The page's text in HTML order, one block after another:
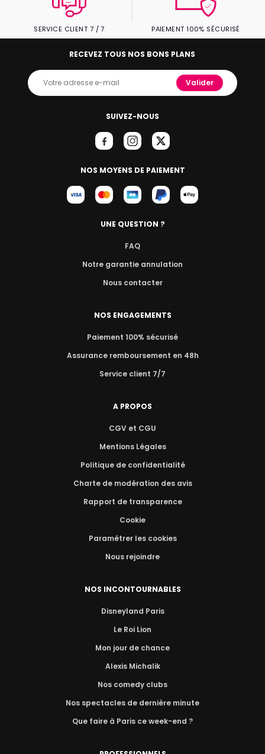
SERVICE CLIENT 7 / 7 PAIEMENT 100% SÉCURISÉ
SUIVEZ-NOUS
NOS MOYENS DE PAIEMENT
RECEVEZ TOUS NOS BONS PLANS
Valider
UNE QUESTION ?
FAQ
Notre garantie annulation
Nous contacter
NOS ENGAGEMENTS
Paiement 100% sécurisé
Assurance remboursement en 48h
Service client 7/7
A PROPOS
CGV et CGU
Mentions Légales
Politique de confidentialité
Charte de modération des avis
Rapport de transparence
Cookie
Paramétrer les cookies
Nous rejoindre
NOS INCONTOURNABLES
Disneyland Paris
Le Roi Lion
Mon jour de chance
Alexis Michalik
Nos comedy clubs
Nos spectacles de dernière minute
Que faire à Paris ce week-end ?